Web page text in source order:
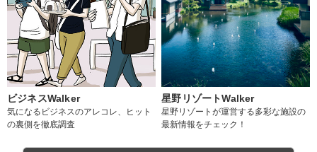
ビジネスWalker
気になるビジネスのアレコレ、ヒット
の裏側を徹底調査
星野リゾートWalker
星野リゾートが運営する多彩な施設の
最新情報をチェック！